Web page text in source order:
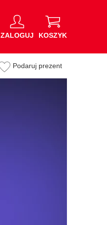
ZALOGUJ KOSZYK
Podaruj prezent